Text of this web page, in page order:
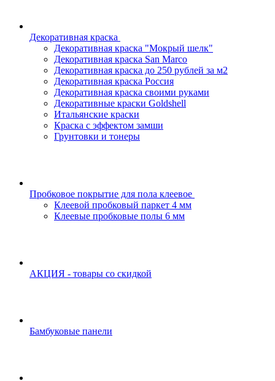
Декоративная краска
Декоративная краска "Мокрый шелк"
Декоративная краска San Marco
Декоративная краска до 250 рублей за м2
Декоративная краска Россия
Декоративная краска своими руками
Декоративные краски Goldshell
Итальянские краски
Краска с эффектом замши
Грунтовки и тонеры
Пробковое покрытие для пола клеевое
Клеевой пробковый паркет 4 мм
Клеевые пробковые полы 6 мм
АКЦИЯ - товары со скидкой
Бамбуковые панели